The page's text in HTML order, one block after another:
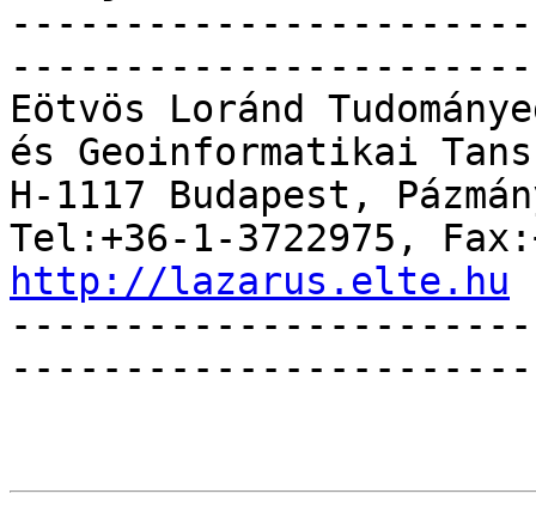
Eötvös Loránd
és Geoinformatikai
H-1117 Budapest,
http://lazarus.elte.hu